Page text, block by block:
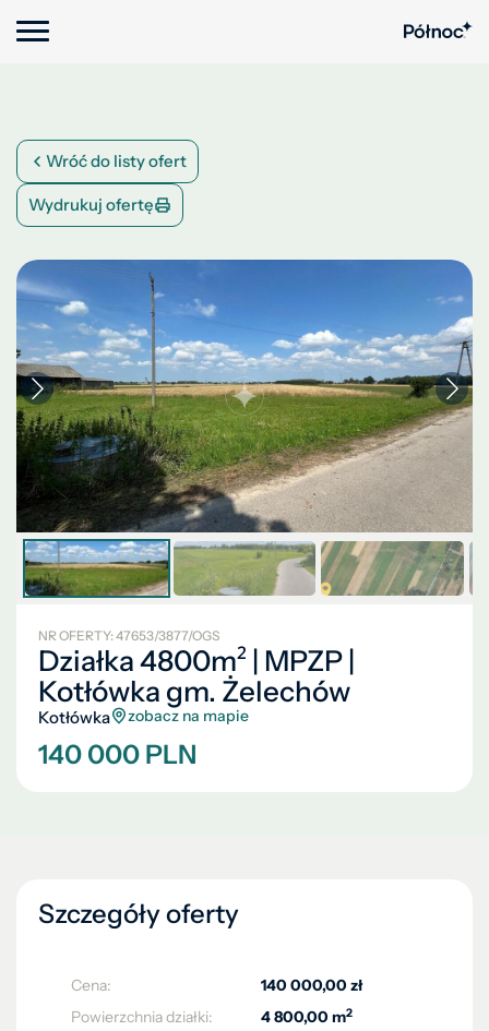
Wróć do listy ofert
Wydrukuj ofertę
NR OFERTY: 47653/3877/OGS
Działka 4800m² | MPZP |
Kotłówka gm. Żelechów
Kotłówka zobacz na mapie
140 000 PLN
Szczegóły oferty
Cena:
140 000,00 zł
Powierzchnia działki:
4 800,00 m2